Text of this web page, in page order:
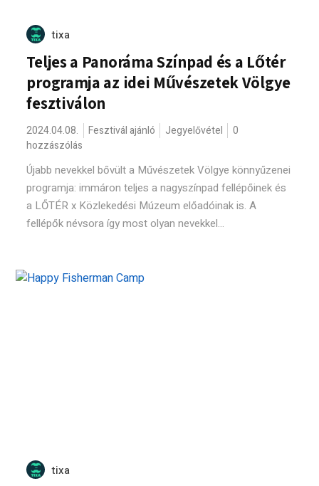
tixa
Teljes a Panoráma Színpad és a Lőtér
programja az idei Művészetek Völgye
fesztiválon
2024.04.08. Fesztivál ajánló Jegyelővétel
0
hozzászólás
Újabb nevekkel bővült a Művészetek Völgye könnyűzenei
programja: immáron teljes a nagyszínpad fellépőinek és
a LŐTÉR x Közlekedési Múzeum előadóinak is. A
fellépők névsora így most olyan nevekkel...
tixa